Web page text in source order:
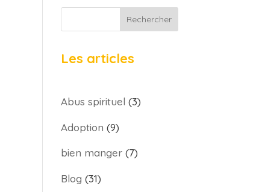
Rechercher
Les articles
Abus spirituel (3)
Adoption (9)
bien manger (7)
Blog (31)